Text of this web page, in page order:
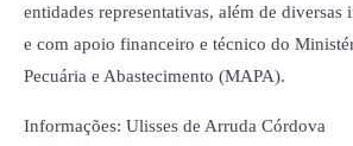
entidades representativas, além de diversas
e com apoio financeiro e técnico do
Pecuária e Abastecimento (MAPA).
Informações: Ulisses de Arruda Córdova